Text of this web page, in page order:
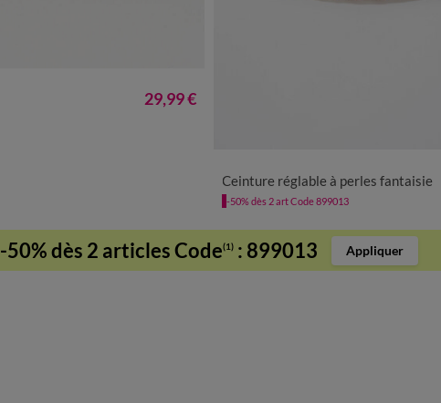
29,99 €
Ceinture réglable à perles fantaisie
-50% dès 2 art Code 899013
-50% dès 2 articles Code(1) : 899013 Appliquer